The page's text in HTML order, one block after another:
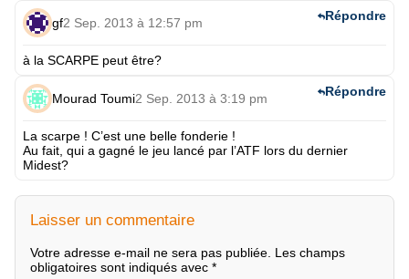
gf2 Sep. 2013 à 12:57 pm
à la SCARPE peut être?
Répondre
Mourad Toumi2 Sep. 2013 à 3:19 pm
La scarpe ! C’est une belle fonderie !
Au fait, qui a gagné le jeu lancé par l’ATF lors du dernier
Midest?
Répondre
Laisser un commentaire
Votre adresse e-mail ne sera pas publiée. Les champs
obligatoires sont indiqués avec *